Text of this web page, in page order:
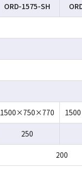
ORD-1575-SH
1500×750×770
250
200